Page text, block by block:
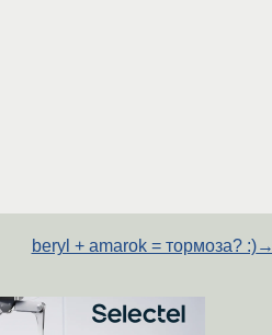
beryl + amarok = тормоза? :)→